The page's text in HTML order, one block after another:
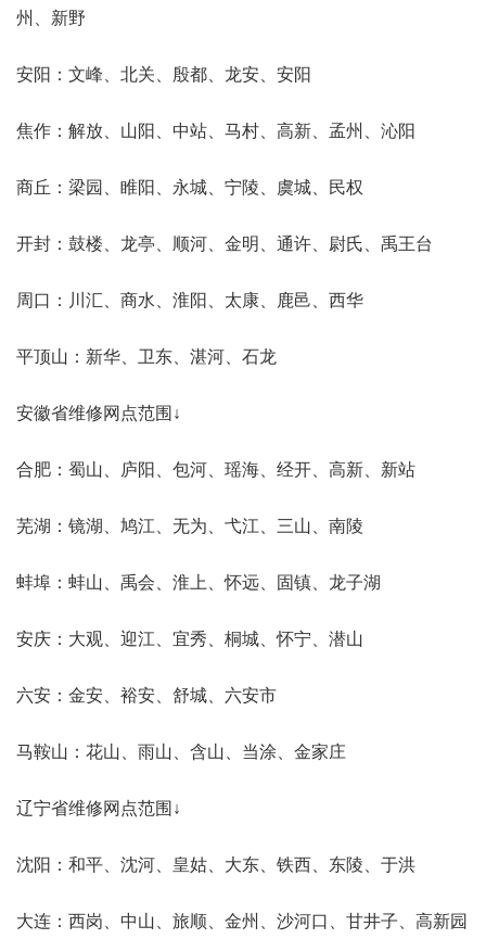
州、新野
安阳：文峰、北关、殷都、龙安、安阳
焦作：解放、山阳、中站、马村、高新、孟州、沁阳
商丘：梁园、睢阳、永城、宁陵、虞城、民权
开封：鼓楼、龙亭、顺河、金明、通许、尉氏、禹王台
周口：川汇、商水、淮阳、太康、鹿邑、西华
平顶山：新华、卫东、湛河、石龙
安徽省维修网点范围↓
合肥：蜀山、庐阳、包河、瑶海、经开、高新、新站
芜湖：镜湖、鸠江、无为、弋江、三山、南陵
蚌埠：蚌山、禹会、淮上、怀远、固镇、龙子湖
安庆：大观、迎江、宜秀、桐城、怀宁、潜山
六安：金安、裕安、舒城、六安市
马鞍山：花山、雨山、含山、当涂、金家庄
辽宁省维修网点范围↓
沈阳：和平、沈河、皇姑、大东、铁西、东陵、于洪
大连：西岗、中山、旅顺、金州、沙河口、甘井子、高新园